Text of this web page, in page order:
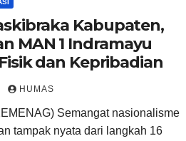
Kabupaten,
MAN 1 Indramayu
dan Kepribadian
HUMAS
Semangat nasionalisme
tampak nyata dari langkah 16